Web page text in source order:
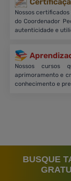
Nossos
do Coordenador
autenticidade e
Nossos cursos
aprimoramento e
conhecimento e
BUSQUE